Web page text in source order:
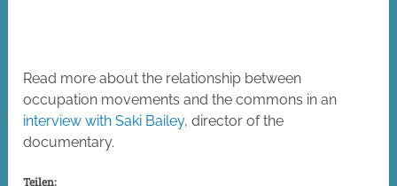
Read more about the relationship between
occupation movements and the commons in an
interview with Saki Bailey, director of the
documentary.
Teilen: